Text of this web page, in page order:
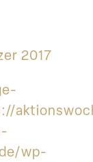
2017
wp-